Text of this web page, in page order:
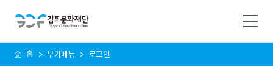
사
이
홈 부가메뉴 로그인